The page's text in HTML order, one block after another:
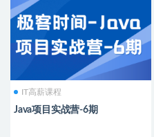
IT高薪课程
Java项目实战营-6期